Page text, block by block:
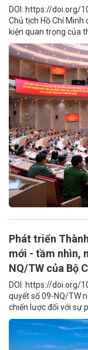
DOI: https://doi.org/
Chủ tịch Hồ Chí
kiện quan trọng của
Phát triển
mới - tầm nhìn,
NQ/TW của Bộ
DOI: https://doi.org/
quyết số 09-NQ/TW
chiến lược đối với sự